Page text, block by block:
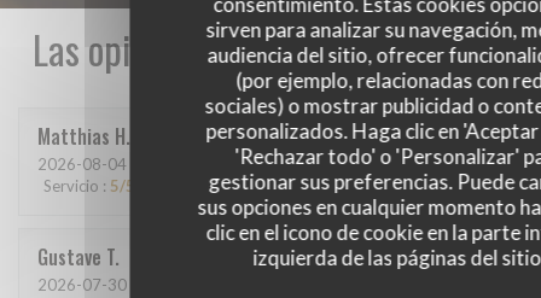
sirven para analizar su navegación,
audiencia del sitio, ofrecer
(por ejemplo, relacionadas con
sociales) o mostrar publicidad o
personalizados. Haga clic en
'Rechazar todo' o 'Personalizar'
gestionar sus preferencias. Puede
sus opciones en cualquier momento
clic en el icono de cookie en la parte
izquierda de las páginas del
Las opiniones de nuestros clientes
Matthias H
2026-08-04 - 20:15 - Invitados 9
Servicio : 5/5 Ambiente:5/5 Menú: 5/5 Calidad / Precio: 5/5
Gustave T
2026-07-30